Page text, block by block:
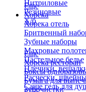
Нитриловые
Резиновые
Х/б
Еще
Хорека
Хорека отель
Бритвенный
Зубные наборы
Махровые
Пастельное белье
Плечики,
Расчески,
Саше гель для
Еще
Хорека ресторан
Боксы
Бумага для
Зубочистки